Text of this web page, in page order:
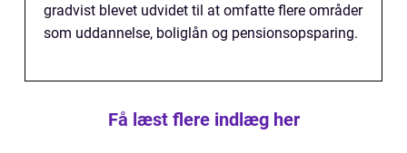
gradvist blevet udvidet til at omfatte flere områder
som uddannelse, boliglån og pensionsopsparing.
Få læst flere indlæg her